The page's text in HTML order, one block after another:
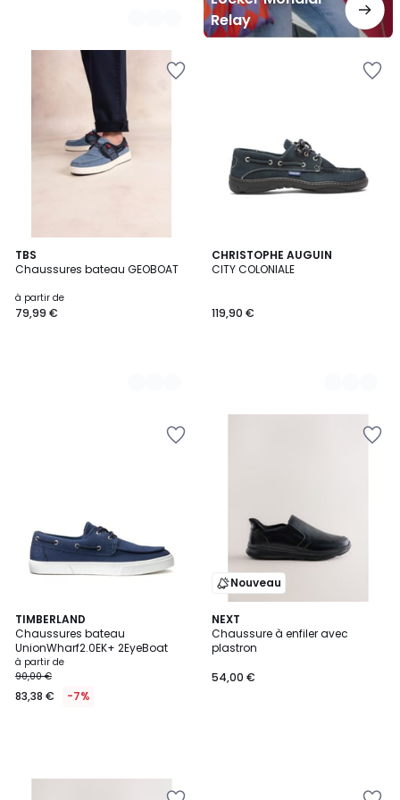
Relay
TBS
Chaussures bateau GEOBOAT
à partir de
79,99 €
6
Couleurs
CHRISTOPHE AUGUIN
CITY COLONIALE
119,90 €
7
Couleurs
TIMBERLAND
Chaussures bateau
UnionWharf2.0EK+ 2EyeBoat
à partir de
90,00 €
83,38 € -7%
Nouveau
NEXT
Chaussure à enfiler avec
plastron
54,00 €